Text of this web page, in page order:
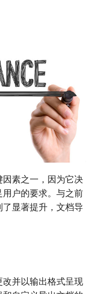
素之一，因为它决
户的要求。与之前
显著提升，文档导
并以输出格式呈现